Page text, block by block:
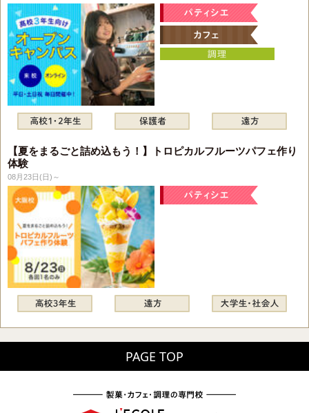
【夏をまるごと詰め込もう！】トロピカルフルーツパフェ作り
体験
08月23日(日)～
PAGE TOP